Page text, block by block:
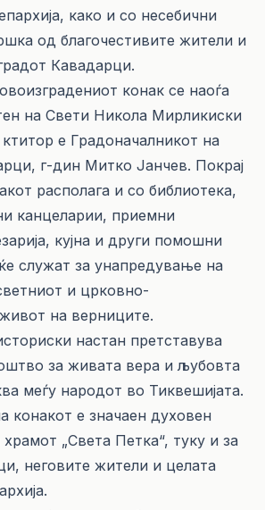
како и со несебични
од благочестивите жители и
Кавадарци.
конак се наоѓа
на Свети Никола Мирликиски
е Градоначалникот на
г-дин Митко Јанчев. Покрај
располага и со библиотека,
канцеларии, приемни
кујна и други помошни
служат за унапредување на
и црковно-
на верниците.
настан претставува
за живата вера и љубовта
меѓу народот во Тиквешијата.
конакот е значаен духовен
„Света Петка“, туку и за
неговите жители и целата